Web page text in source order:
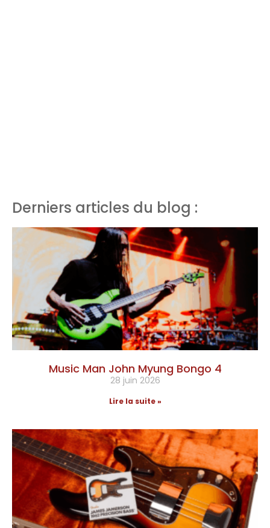
Derniers articles du blog :
Music Man John Myung Bongo 4
28 juin 2026
Lire la suite »